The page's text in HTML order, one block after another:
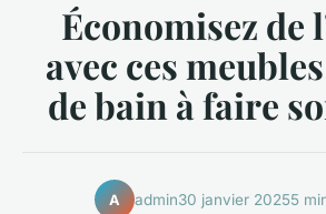
Économisez de
avec ces
de bain à faire
A admin30 janvier 20255